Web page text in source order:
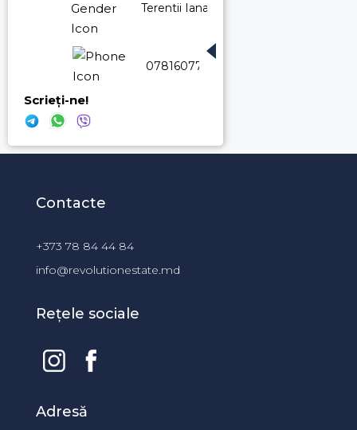
Terentii Iana
078160772
Scrieți-ne!
Contacte
+373 78 84 44 84
info@revolutionestate.md
Rețele sociale
Adresă